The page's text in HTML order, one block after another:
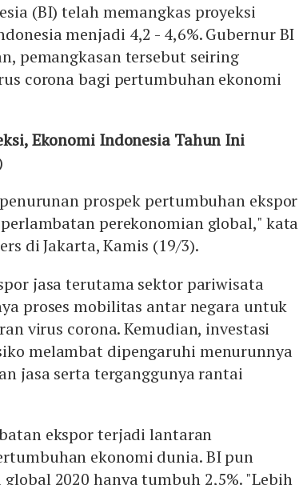
(BI) telah memangkas proyeksi
menjadi 4,2 - 4,6%. Gubernur BI
pemangkasan tersebut seiring
corona bagi pertumbuhan ekonomi
Ekonomi Indonesia Tahun Ini
prospek pertumbuhan ekspor
perekonomian global," kata
di Jakarta, Kamis (19/3).
jasa terutama sektor pariwisata
proses mobilitas antar negara untuk
virus corona. Kemudian, investasi
melambat dipengaruhi menurunnya
jasa serta terganggunya rantai
ekspor terjadi lantaran
ekonomi dunia. BI pun
2020 hanya tumbuh 2,5%. "Lebih